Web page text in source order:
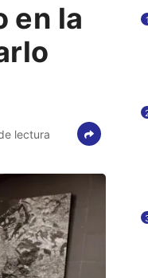
en la
lectura
1